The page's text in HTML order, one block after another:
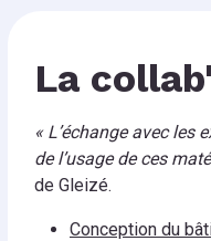
La collab'
« L’échange avec les
de l’usage de ces
de Gleizé.
Conception du